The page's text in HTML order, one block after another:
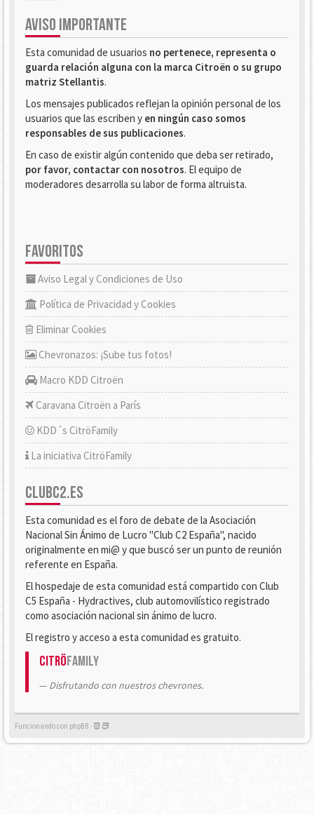
AVISO IMPORTANTE
Esta comunidad de usuarios no pertenece, representa o
guarda relación alguna con la marca Citroën o su grupo
matriz Stellantis.
Los mensajes publicados reflejan la opinión personal de los
usuarios que las escriben y en ningún caso somos
responsables de sus publicaciones.
En caso de existir algún contenido que deba ser retirado,
por favor, contactar con nosotros. El equipo de
moderadores desarrolla su labor de forma altruista.
FAVORITOS
Aviso Legal y Condiciones de Uso
Política de Privacidad y Cookies
Eliminar Cookies
Chevronazos: ¡Sube tus fotos!
Macro KDD Citroën
Caravana Citroën a París
KDD´s CitröFamily
La iniciativa CitröFamily
CLUBC2.ES
Esta comunidad es el foro de debate de la Asociación
Nacional Sin Ánimo de Lucro "Club C2 España", nacido
originalmente en mi@ y que buscó ser un punto de reunión
referente en España.
El hospedaje de esta comunidad está compartido con Club
C5 España - Hydractives, club automovilístico registrado
como asociación nacional sin ánimo de lucro.
El registro y acceso a esta comunidad es gratuito.
CitröFamily
Disfrutando con nuestros chevrones.
Funcionando con phpBB -